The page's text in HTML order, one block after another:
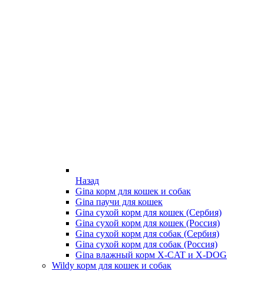
Назад
Gina корм для кошек и собак
Gina паучи для кошек
Gina сухой корм для кошек (Сербия)
Gina сухой корм для кошек (Россия)
Gina сухой корм для собак (Сербия)
Gina сухой корм для собак (Россия)
Gina влажный корм X-CAT и X-DOG
Wildy корм для кошек и собак